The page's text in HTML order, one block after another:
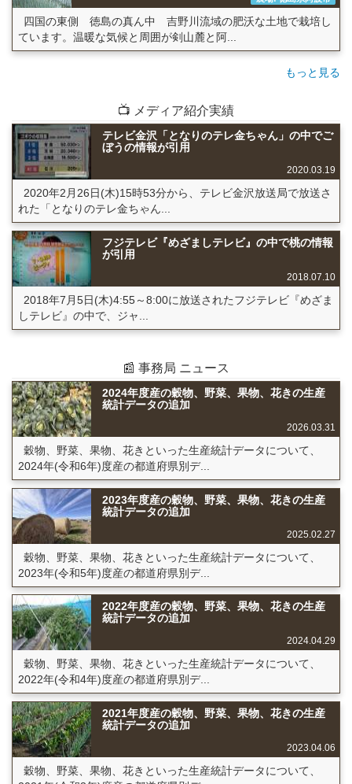
四国の東側 徳島の真ん中 吉野川流域の肥沃な土地で栽培し
ています。温暖な気候と周囲が剣山麓と阿...
もっと見る
📺 メディア紹介実績
テレビ金沢「となりのテレ金ちゃん」の中でご
ぼうの情報が引用
2020.03.19
2020年2月26日(木)15時53分から、テレビ金沢放送局で放送さ
れた「となりのテレ金ちゃん...
フジテレビ『めざましテレビ』の中で桃の情報
が引用
2018.07.10
2018年7月5日(木)4:55～8:00に放送されたフジテレビ『めざま
しテレビ』の中で、ジャ...
📰 事務局 ニュース
2024年度産の穀物、野菜、果物、花きの生産
統計データの追加
2026.03.31
穀物、野菜、果物、花きといった生産統計データについて、
2024年(令和6年)度産の都道府県別デ...
2023年度産の穀物、野菜、果物、花きの生産
統計データの追加
2025.02.27
穀物、野菜、果物、花きといった生産統計データについて、
2023年(令和5年)度産の都道府県別デ...
2022年度産の穀物、野菜、果物、花きの生産
統計データの追加
2024.04.29
穀物、野菜、果物、花きといった生産統計データについて、
2022年(令和4年)度産の都道府県別デ...
2021年度産の穀物、野菜、果物、花きの生産
統計データの追加
2023.04.06
穀物、野菜、果物、花きといった生産統計データについて、